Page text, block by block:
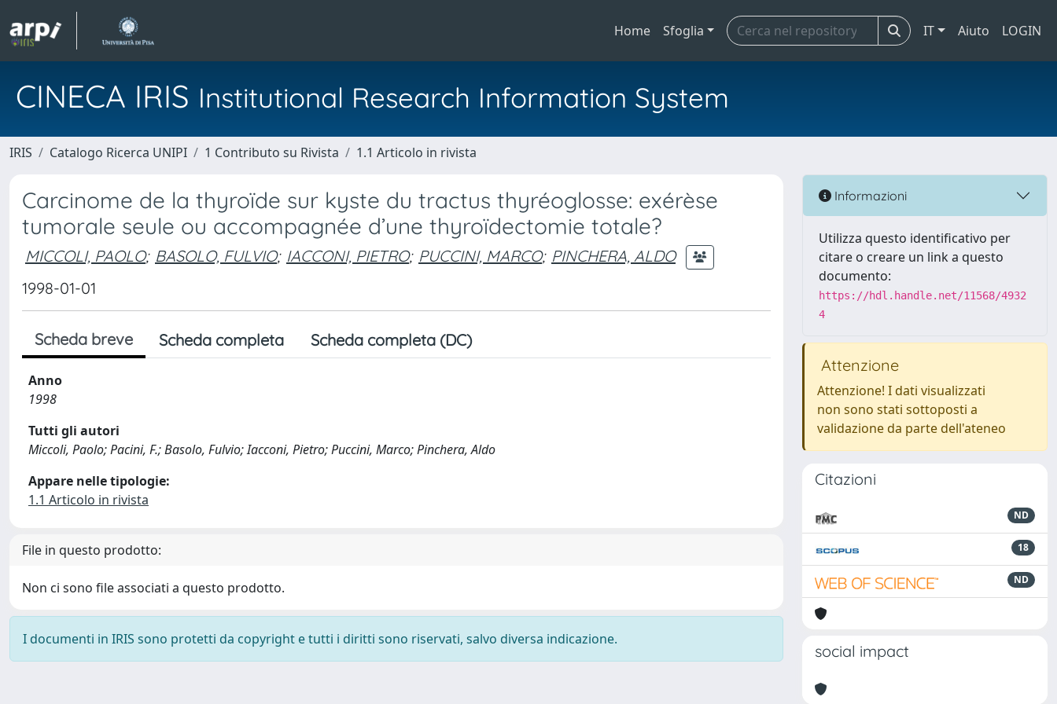
Home Sfoglia IT Aiuto LOGIN
CINECA IRIS Institutional Research Information System
IRIS Catalogo Ricerca UNIPI 1 Contributo su Rivista 1.1 Articolo in rivista
Carcinome de la thyroïde sur kyste du tractus thyréoglosse: exérèse
tumorale seule ou accompagnée d’une thyroïdectomie totale?
MICCOLI, PAOLO; BASOLO, FULVIO; IACCONI, PIETRO; PUCCINI, MARCO; PINCHERA, ALDO
1998-01-01
Scheda breve Scheda completa Scheda completa (DC)
Anno
1998
Tutti gli autori
Miccoli, Paolo; Pacini, F.; Basolo, Fulvio; Iacconi, Pietro; Puccini, Marco; Pinchera, Aldo
Appare nelle tipologie:
1.1 Articolo in rivista
File in questo prodotto:
Non ci sono file associati a questo prodotto.
I documenti in IRIS sono protetti da copyright e tutti i diritti sono riservati, salvo diversa indicazione.
Informazioni
Utilizza questo identificativo per
citare o creare un link a questo
documento:
https://hdl.handle.net/11568/4932
4
Attenzione
Attenzione! I dati visualizzati
non sono stati sottoposti a
validazione da parte dell'ateneo
Citazioni
ND
18
ND
social impact